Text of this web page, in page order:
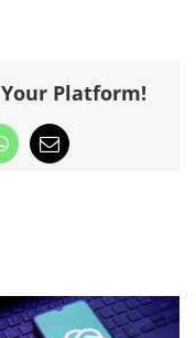
Platform!
Email